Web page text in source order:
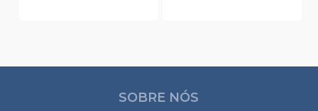
SOBRE NÓS